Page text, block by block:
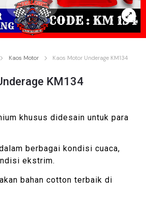
Kaos Motor Kaos Motor Underage KM134
KM134
khusus didesain untuk para
berbagai kondisi cuaca,
ekstrim.
bahan cotton terbaik di